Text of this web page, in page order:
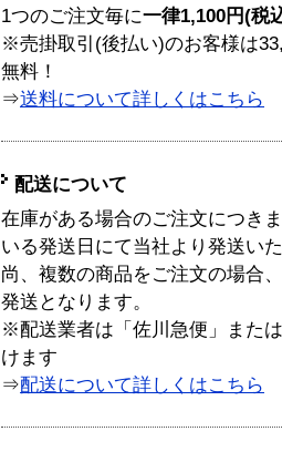
1つのご注文毎に一律1,100円(税
※売掛取引(後払い)のお客様は
無料！
⇒送料について詳しくはこちら
配送について
在庫がある場合のご注文につき
いる発送日にて当社より発送い
尚、複数の商品をご注文の場合
発送となります。
※配送業者は「佐川急便」また
けます
⇒配送について詳しくはこちら